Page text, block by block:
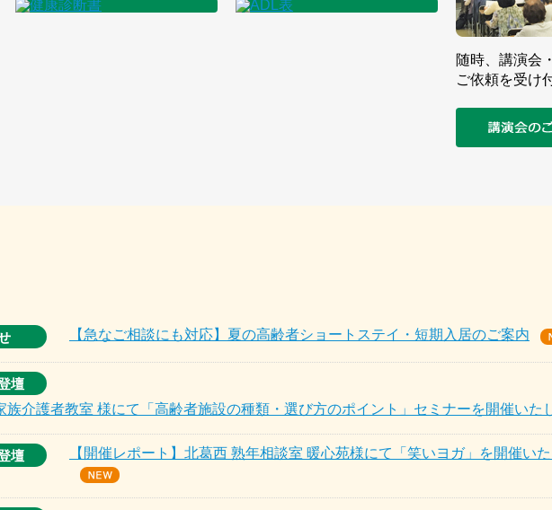
随時、講演会
ご依頼を受け
【急なご相談にも対応】夏の高齢者ショートステイ・短期入居のご案内
壇
族介護者教室 様にて「高齢者施設の種類・選び方のポイント」セミナーを開催いた
壇 【開催レポート】北葛西 熟年相談室 暖心苑様にて「笑いヨガ」を開催い